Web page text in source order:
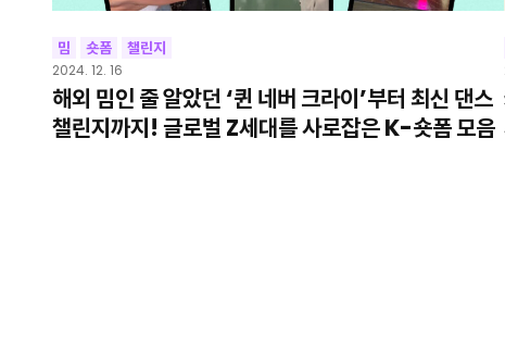
밈 숏폼 챌린지
2024. 12. 16
해외 밈인 줄 알았던 ‘퀸 네버 크라이’부터 최신 댄스
챌린지까지! 글로벌 Z세대를 사로잡은 K-숏폼 모음